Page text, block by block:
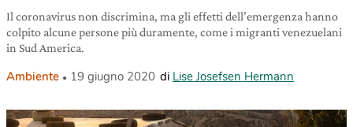
Il coronavirus non discrimina, ma gli effetti dell’emergenza hanno
colpito alcune persone più duramente, come i migranti venezuelani
in Sud America.
Ambiente 19 giugno 2020 di Lise Josefsen Hermann